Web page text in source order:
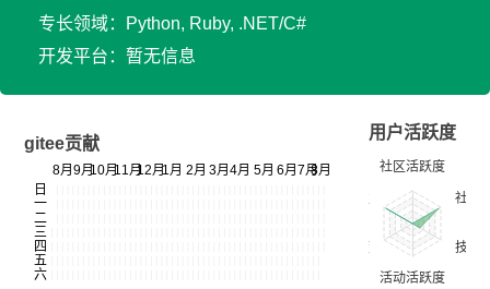
专长领域：Python, Ruby, .NET/C#
开发平台：暂无信息
gitee贡献
用户活跃度